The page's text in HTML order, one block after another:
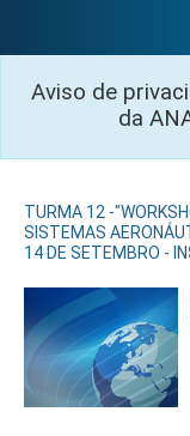
Aviso de
da
TURMA 12 -
SISTEMAS
14 DE SETEMBRO -